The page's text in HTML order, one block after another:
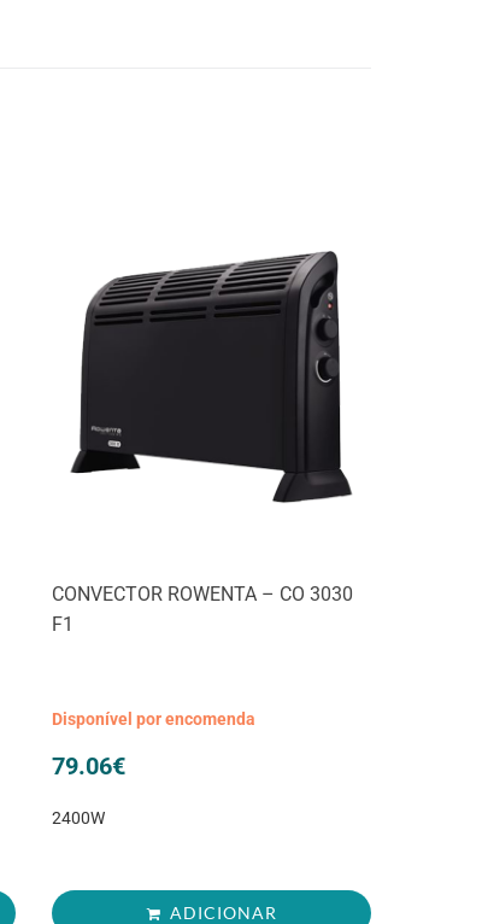
CONVECTOR ROWENTA – CO 3030
F1
Disponível por encomenda
79.06€
2400W
ADICIONAR